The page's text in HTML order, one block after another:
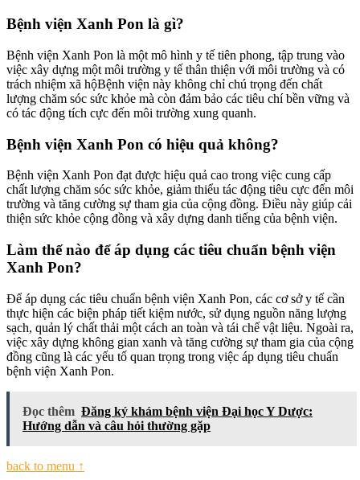
Bệnh viện Xanh Pon là gì?
Bệnh viện Xanh Pon là một mô hình y tế tiên phong, tập trung vào
việc xây dựng một môi trường y tế thân thiện với môi trường và có
trách nhiệm xã hộBệnh viện này không chỉ chú trọng đến chất
lượng chăm sóc sức khỏe mà còn đảm bảo các tiêu chí bền vững và
có tác động tích cực đến môi trường xung quanh.
Bệnh viện Xanh Pon có hiệu quả không?
Bệnh viện Xanh Pon đạt được hiệu quả cao trong việc cung cấp
chất lượng chăm sóc sức khỏe, giảm thiểu tác động tiêu cực đến môi
trường và tăng cường sự tham gia của cộng đồng. Điều này giúp cải
thiện sức khỏe cộng đồng và xây dựng danh tiếng của bệnh viện.
Làm thế nào để áp dụng các tiêu chuẩn bệnh viện
Xanh Pon?
Để áp dụng các tiêu chuẩn bệnh viện Xanh Pon, các cơ sở y tế cần
thực hiện các biện pháp tiết kiệm nước, sử dụng nguồn năng lượng
sạch, quản lý chất thải một cách an toàn và tái chế vật liệu. Ngoài ra,
việc xây dựng không gian xanh và tăng cường sự tham gia của cộng
đồng cũng là các yếu tố quan trọng trong việc áp dụng tiêu chuẩn
bệnh viện Xanh Pon.
Đọc thêm Đăng ký khám bệnh viện Đại học Y Dược:
Hướng dẫn và câu hỏi thường gặp
back to menu ↑